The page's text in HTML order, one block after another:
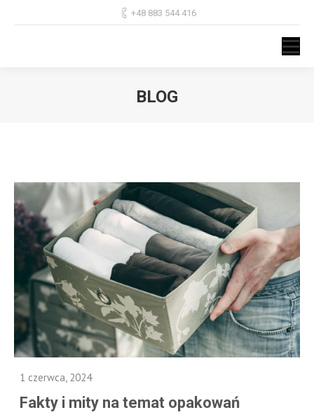
+48 883 544 416
BLOG
1 czerwca, 2024
Fakty i mity na temat opakowań